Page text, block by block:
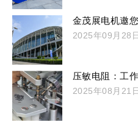
金茂展电机邀
2025年09月28日
压敏电阻：工
2025年08月21日